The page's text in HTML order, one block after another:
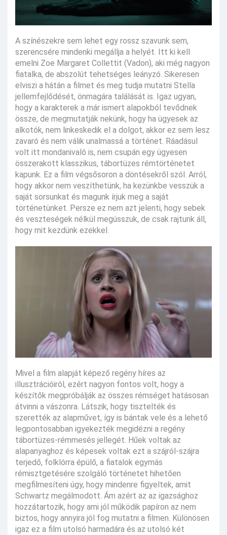
A színészekre sem lehet egy rossz szavunk sem,
szerencsére mindenki megállja a helyét. Itt ki kell
emelni Zoe Margaret Collettit (Vadon), aki még nagyon
fiatalka, de abszolút tehetséges leányzó. Sikeresen
elviszi a hátán a filmet és meg tudja mutatni Stella
jellemfejlődését, önmagára találását is. Igaz ugyan,
hogy a karakterek a már ismert alapokból tevődnek
össze, de megmutatják nekünk, hogy ha ügyesek az
alkotók, nem linkeskedik el a dolgot, akkor ez sem lesz
zavaró és nem válik unalmassá a történet. Ráadásul
volt itt mondanivaló is, nem csupán egy ügyesen
összerakott klasszikus, tábortüzes rémtörténetet
kapunk. Ez a film végsősoron a döntésekről szól. Arról,
hogy akkor nem veszíthetünk, ha kezünkbe vesszük a
saját sorsunkat és magunk írjuk meg a saját
történetünket. Persze ez nem azt jelenti, hogy sebek
és veszteségek nélkül megússzuk, de csak rajtunk áll,
hogy mit kezdünk ezekkel.
Mivel a film alapját képező regény híres az
illusztrációiról, ezért nagyon fontos volt, hogy a
készítők megpróbálják az összes rémséget hatásosan
átvinni a vászonra. Látszik, hogy tisztelték és
szerették az alapművet, így is bántak vele és a lehető
legpontosabban igyekezték megidézni a regény
tábortüzes-rémmesés jellegét. Hűek voltak az
alapanyaghoz és képesek voltak ezt a szájról-szájra
terjedő, folklórra épülő, a fiatalok egymás
rémisztgetésére szolgáló történetet hihetően
megfilmesíteni úgy, hogy mindenre figyeltek, amit
Schwartz megálmodott. Ám azért az az igazsághoz
hozzátartozik, hogy ami jól működik papíron az nem
biztos, hogy annyira jól fog mutatni a filmen. Különösen
igaz ez a film utolsó harmadára és az utolsó két